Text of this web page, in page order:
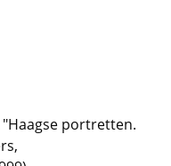
portretten.